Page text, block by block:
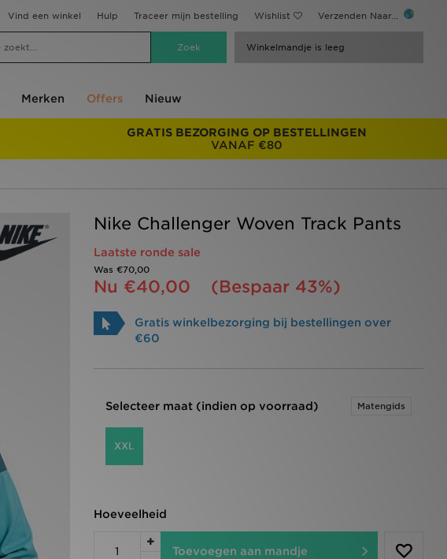
Vind een winkel Hulp Traceer mijn bestelling Wishlist Verzenden Naar...
Winkelmandje is leeg
Merken Offers Nieuw
GRATIS BEZORGING OP BESTELLINGEN
VANAF €80
Nike Challenger Woven Track Pants
Laatste ronde sale
Was €70,00
Nu €40,00 (Bespaar 43%)
Gratis winkelbezorging bij bestellingen over
€60
Selecteer maat (indien op voorraad) Matengids
XXL
Hoeveelheid
Toevoegen aan mandje